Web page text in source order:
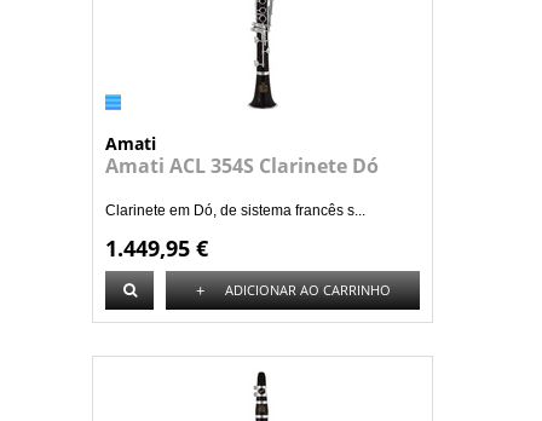
Amati
Amati ACL 354S Clarinete Dó
Clarinete em Dó, de sistema francês s...
1.449,95 €
+ ADICIONAR AO CARRINHO